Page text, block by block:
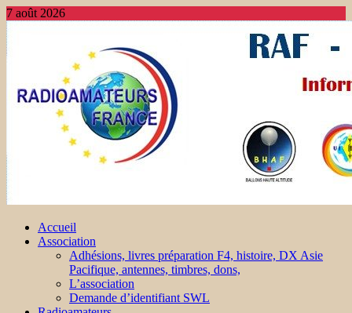
7 août 2026
Accueil
Association
Adhésions, livres préparation F4, histoire, DX Asie
Pacifique, antennes, timbres, dons,
L’association
Demande d’identifiant SWL